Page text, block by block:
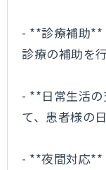
- **診療補助**
診療の補助を行
- **日常生活
て、患者様の
- **夜間対応**